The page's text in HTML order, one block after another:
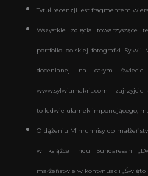
Tytuł recenzji jest fragmentem
Wszystkie zdjęcia towarzyszące
portfolio polskiej fotografki Sylwii
docenianej na całym
www.sylwiamakris.com –
to ledwie ułamek imponującego,
O dążeniu Mihrunnisy do
w książce Indu Sundaresan
małżeństwie w kontynuacji „Święto